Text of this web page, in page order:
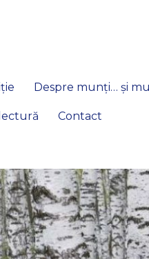
Despre munți… și
Contact